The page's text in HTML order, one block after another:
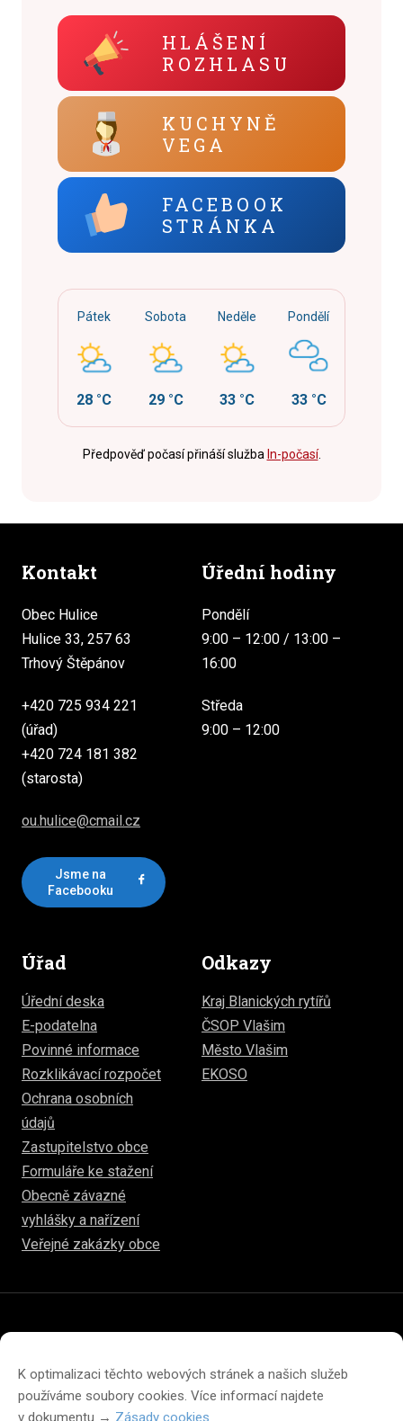
K optimalizaci těchto webových stránek a našich služeb
používáme soubory cookies. Více informací najdete
v dokumentu → Zásady cookies
HLÁŠENÍ
ROZHLASU
KUCHYNĚ
VEGA
FACEBOOK
STRÁNKA
Pátek
28 °C
Sobota
29 °C
Neděle
33 °C
Pondělí
33 °C
Předpověď počasí přináší služba In-počasí.
Kontakt
Obec Hulice
Hulice 33, 257 63
Trhový Štěpánov
+420 725 934 221
(úřad)
+420 724 181 382
(starosta)
ou.hulice@cmail.cz
Jsme na
Facebooku
Úřední hodiny
Pondělí
9:00 – 12:00 / 13:00 –
16:00
Středa
9:00 – 12:00
Úřad
Úřední deska
E-podatelna
Povinné informace
Rozklikávací rozpočet
Ochrana osobních
údajů
Zastupitelstvo obce
Formuláře ke stažení
Obecně závazné
vyhlášky a nařízení
Veřejné zakázky obce
Odkazy
Kraj Blanických rytířů
ČSOP Vlašim
Město Vlašim
EKOSO
Prohlášení o přístupnosti
Prohlášení o ochraně soukromí
Zásady cookies (EU)